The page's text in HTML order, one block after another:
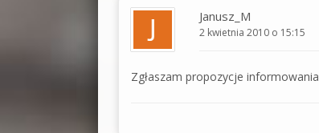
Janusz_M
2 kwietnia 2010 o 15:15
Zgłaszam propozycje